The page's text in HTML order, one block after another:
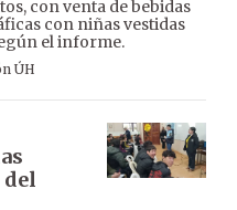
con venta de bebidas
con niñas vestidas
el informe.
ÚH
del